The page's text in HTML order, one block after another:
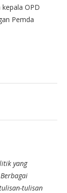
OPD
Pemda
yang
tulisan